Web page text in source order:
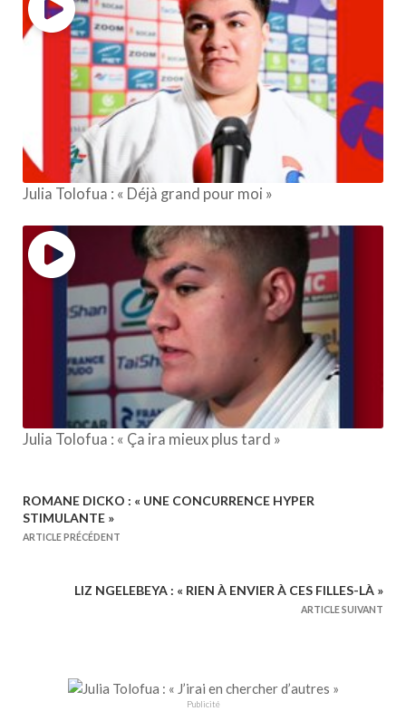
Julia Tolofua : « Déjà grand pour moi »
Julia Tolofua : « Ça ira mieux plus tard »
N
a
ROMANE DICKO : « UNE CONCURRENCE HYPER
STIMULANTE »
ARTICLE PRÉCÉDENT
LIZ NGELEBEYA : « RIEN À ENVIER À CES FILLES-LÀ »
ARTICLE SUIVANT
Publicité